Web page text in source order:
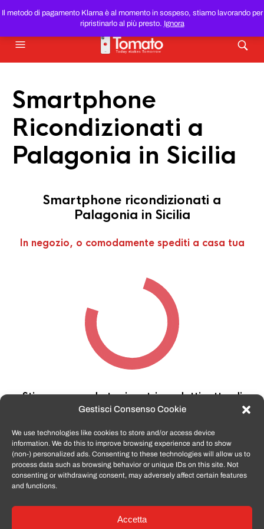
Gestisci Consenso Cookie
We use technologies like cookies to store and/or access device
information. We do this to improve browsing experience and to show
(non-) personalized ads. Consenting to these technologies will allow us to
process data such as browsing behavior or unique IDs on this site. Not
consenting or withdrawing consent, may adversely affect certain features
and functions.
Accetta
Il metodo di pagamento Klarna è al momento in sospeso, stiamo lavorando per
ripristinarlo al più presto. Ignora
SMARTPHONE E TABLET RICONDIZIONATIAL MIGLIOR
PREZZO DEL WEB!
Smartphone
Ricondizionati a
Palagonia in Sicilia
Smartphone ricondizionati a
Palagonia in Sicilia
In negozio, o comodamente spediti a casa tua
Stiamo cercando tra i nostri prodotti, attendi
qualche secondo…
TomatoSmartphone.itè lo shop n.1 in italia per
smartphone ricondizionati garantiti e certificati
di tutte le marche,APPLE, SAMSUNG, HUAWEI,
ONEPLUS, XIAOMI e tanto altro